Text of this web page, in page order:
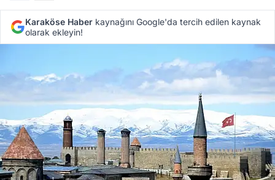
Karaköse Haber kaynağını Google'da tercih edilen kaynak
olarak ekleyin!